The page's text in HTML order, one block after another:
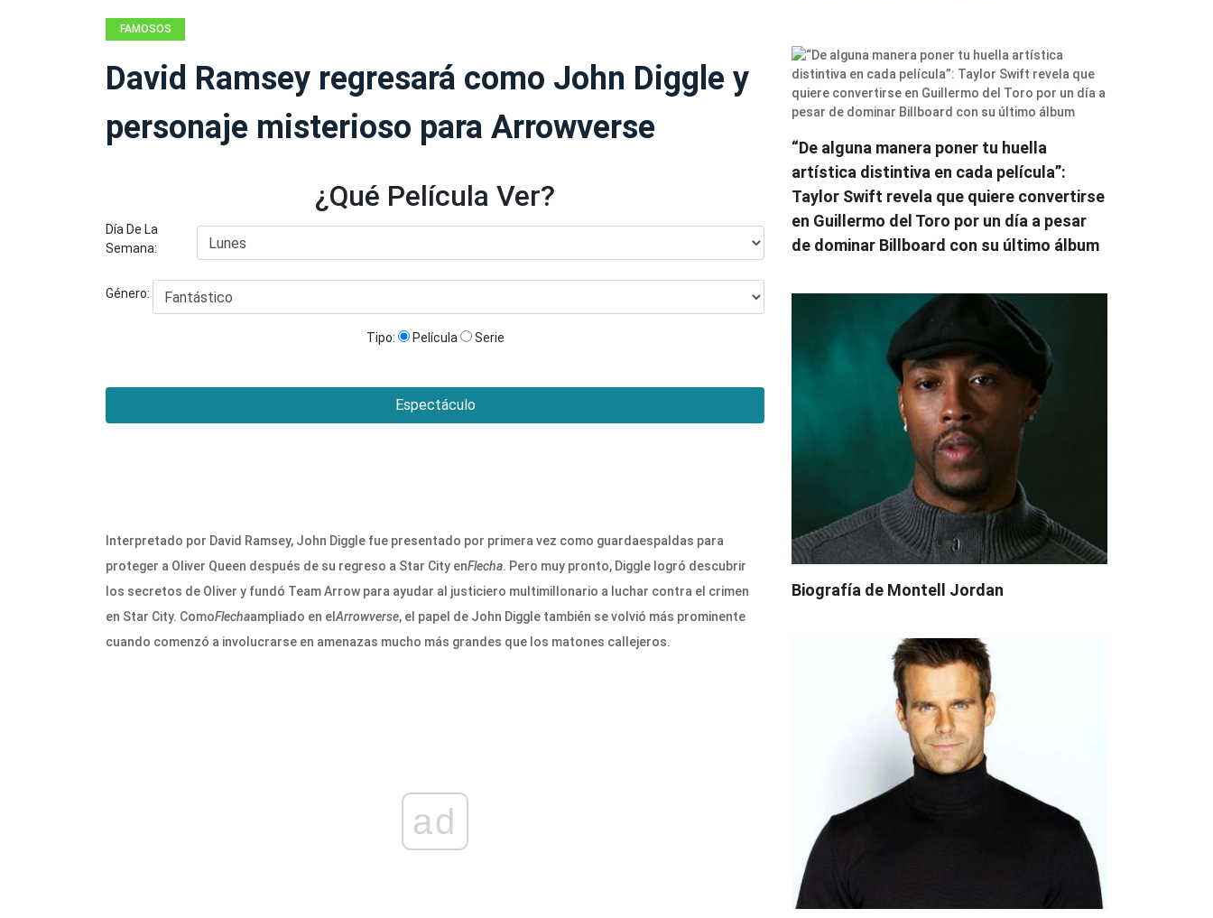
FAMOSOS
David Ramsey regresará como John Diggle y
personaje misterioso para Arrowverse
¿Qué Película Ver?
Día De La
Semana:
Género:
Tipo: Película Serie
Espectáculo
Interpretado por David Ramsey, John Diggle fue presentado por primera vez como guardaespaldas para
proteger a Oliver Queen después de su regreso a Star City enFlecha. Pero muy pronto, Diggle logró descubrir
los secretos de Oliver y fundó Team Arrow para ayudar al justiciero multimillonario a luchar contra el crimen
en Star City. ComoFlechaampliado en el Arrowverse, el papel de John Diggle también se volvió más prominente
cuando comenzó a involucrarse en amenazas mucho más grandes que los matones callejeros.
ad
“De alguna manera poner tu huella
artística distintiva en cada película”:
Taylor Swift revela que quiere convertirse
en Guillermo del Toro por un día a pesar
de dominar Billboard con su último álbum
Biografía de Montell Jordan